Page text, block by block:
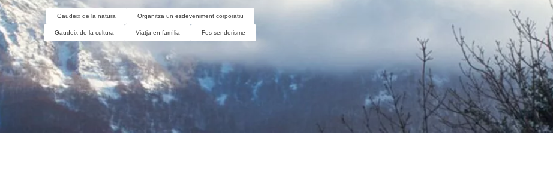
Gaudeix de la natura Organitza un esdeveniment corporatiu
Gaudeix de la cultura Viatja en família Fes senderisme